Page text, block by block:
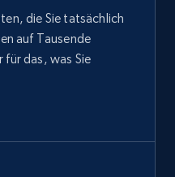
time, Digg
count, Comment
die Sie tatsächlich
auf Tausende
für das, was Sie